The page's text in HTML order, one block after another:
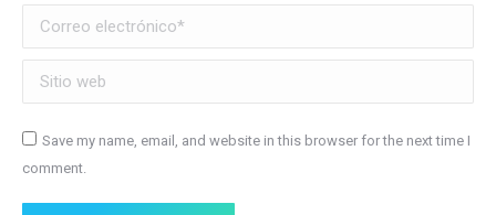
Correo electrónico *
Sitio web
Save my name, email, and website in this browser for the next time I
comment.